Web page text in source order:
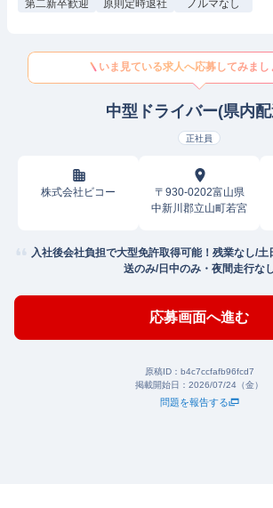
第二新卒歓迎
原則定時退社 ノルマなし
いま見ている求人へ応募してみまし
中型ドライバー(県内
正社員
株式会社ビコー
〒930-0202富山県
中新川郡立山町若宮
入社後会社負担で大型免許取得可能！残業なし/土
送のみ/日中のみ・夜間走行な
応募画面へ進む
原稿ID： b4c7ccfafb96fcd7
掲載開始日： 2026/07/24（金）
問題を報告する